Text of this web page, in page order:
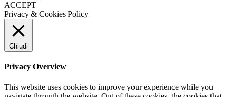
ACCEPT
Privacy & Cookies Policy
Chiudi
Privacy Overview
This website uses cookies to improve your experience while you